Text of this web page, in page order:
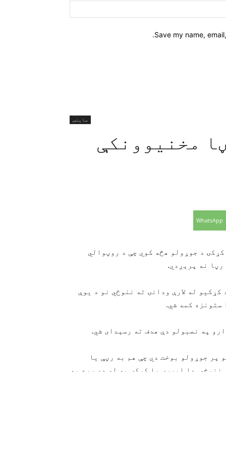
Save my name,